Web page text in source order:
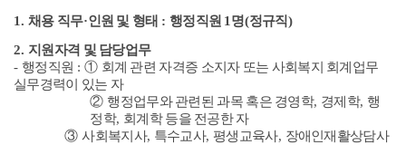
1. 채용 직무·인원 및 형태 : 행정직원 1 명(정규직)
2. 지원자격 및 담당업무
- 행정직원 : ① 회계 관련 자격증 소지자 또는 사회복지 회계업무
실무경력이 있는 자
② 행정업무와 관련된 과목 혹은 경영학, 경제학, 행
정학, 회계학 등을 전공한 자
③사회복지사, 특수교사, 평생교육사, 장애인재활상담사